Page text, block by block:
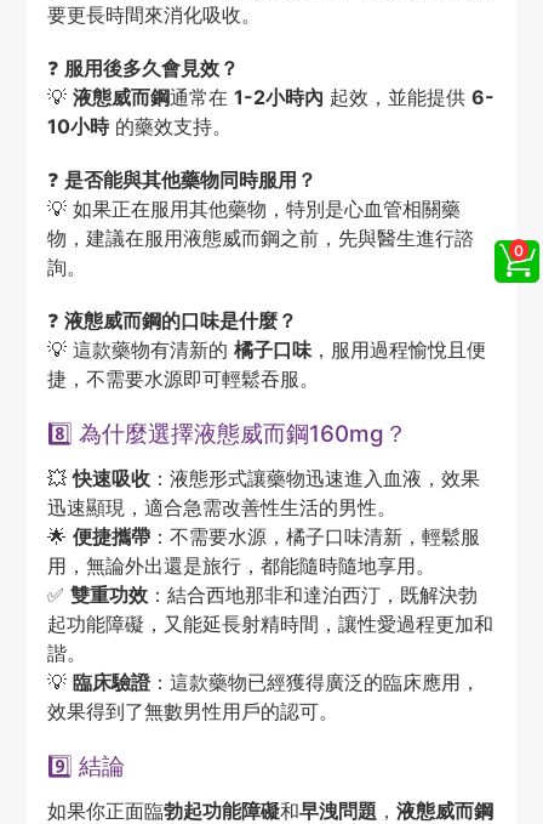
要更長時間來消化吸收。
❓ 服用後多久會見效？
💡 液態威而鋼通常在 1-2小時內 起效，並能提供 6-
10小時的藥效支持。
❓ 是否能與其他藥物同時服用？
💡 如果正在服用其他藥物，特別是心血管相關藥
物，建議在服用液態威而鋼之前，先與醫生進行諮
詢。
❓ 液態威而鋼的口味是什麼？
💡 這款藥物有清新的 橘子口味，服用過程愉悅且便
捷，不需要水源即可輕鬆吞服。
8️⃣ 為什麼選擇液態威而鋼160mg？
💥快速吸收：液態形式讓藥物迅速進入血液，效果
迅速顯現，適合急需改善性生活的男性。
🌟 便捷攜帶：不需要水源，橘子口味清新，輕鬆服
用，無論外出還是旅行，都能隨時隨地享用。
✅ 雙重功效：結合西地那非和達泊西汀，既解決勃
起功能障礙，又能延長射精時間，讓性愛過程更加和
諧。
💡 臨床驗證：這款藥物已經獲得廣泛的臨床應用，
效果得到了無數男性用戶的認可。
9️⃣ 結論
如果你正面臨勃起功能障礙和早洩問題 ， 液態威而鋼